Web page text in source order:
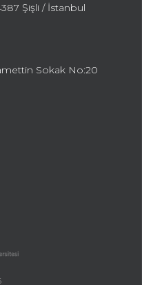
Şişli / İstanbul
Sokak No:20